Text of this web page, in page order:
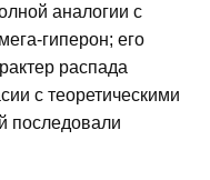
аналогии с
гиперон; его
распада
с теоретическими
последовали